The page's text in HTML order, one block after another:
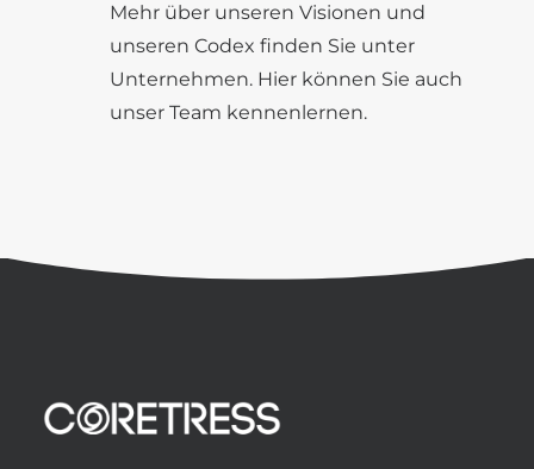
Mehr über unseren Visionen und
unseren Codex finden Sie unter
Unternehmen. Hier können Sie auch
unser Team kennenlernen.